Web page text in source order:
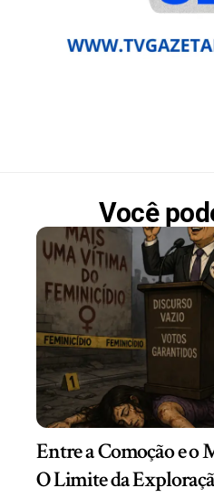
Você
Entre a Comoção e o
O Limite da